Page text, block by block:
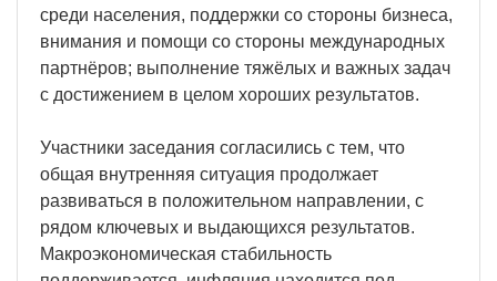
среди населения, поддержки со стороны бизнеса,
внимания и помощи со стороны международных
партнёров; выполнение тяжёлых и важных задач
с достижением в целом хороших результатов.
Участники заседания согласились с тем, что
общая внутренняя ситуация продолжает
развиваться в положительном направлении, с
рядом ключевых и выдающихся результатов.
Макроэкономическая стабильность